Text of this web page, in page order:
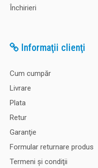
Închirieri
Informaţii clienţi
Cum cumpăr
Livrare
Plata
Retur
Garanţie
Formular returnare produs
Termeni şi condiţii